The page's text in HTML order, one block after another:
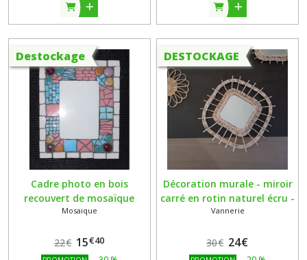
Destockage
Cadre photo en bois
recouvert de mosaïque
émaux de Briare et galets
et blanc
Mosaique
22€ 15€40
DESTOCKAGE
Décoration murale - miroir
carré en rotin naturel écru -
fait main
Vannerie
30€ 24€